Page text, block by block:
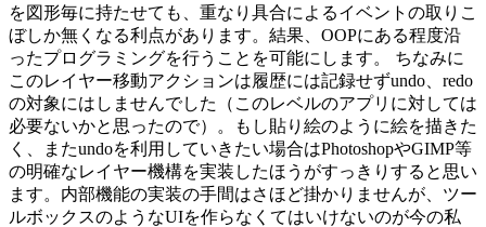
を図形毎に持たせても、重なり具合によるイベントの取りこ
ぼしか無くなる利点があります。結果、OOPにある程度沿
ったプログラミングを行うことを可能にします。 ちなみに
このレイヤー移動アクションは履歴には記録せずundo、redo
の対象にはしませんでした（このレベルのアプリに対しては
必要ないかと思ったので）。もし貼り絵のように絵を描きた
く、またundoを利用していきたい場合はPhotoshopやGIMP等
の明確なレイヤー機構を実装したほうがすっきりすると思い
ます。内部機能の実装の手間はさほど掛かりませんが、ツー
ルボックスのようなUIを作らなくてはいけないのが今の私